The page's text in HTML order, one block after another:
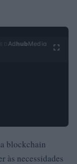
Ad hubMedia
blockchain
às necessidades